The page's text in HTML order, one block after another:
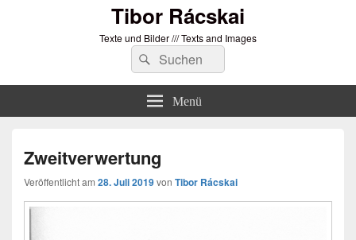
Tibor Rácskai
Texte und Bilder /// Texts and Images
Suchen
nach:
Suchen
Menü
Zweitverwertung
Veröffentlicht am 28. Juli 2019von Tibor Rácskai